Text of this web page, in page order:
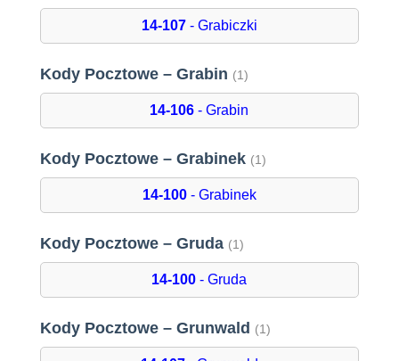
14-107- Grabiczki
Kody Pocztowe – Grabin (1)
14-106 - Grabin
Kody Pocztowe – Grabinek (1)
14-100- Grabinek
Kody Pocztowe – Gruda (1)
14-100 - Gruda
Kody Pocztowe – Grunwald (1)